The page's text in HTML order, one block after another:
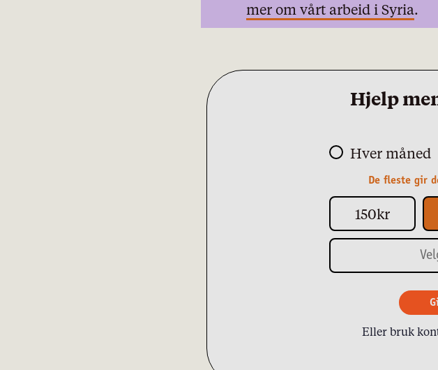
mer om vårt arbeid i Syria.
Hjelp
Hver måned
150kr
De fleste gir
Eller bruk